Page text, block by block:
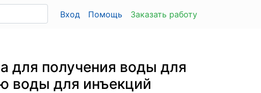
Вход Помощь Заказать работу
для получения воды для
воды для инъекций